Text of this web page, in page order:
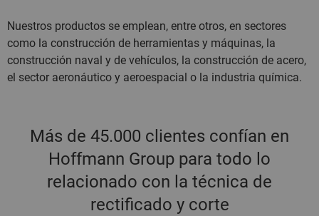
Nuestros productos se emplean, entre otros, en sectores
como la construcción de herramientas y máquinas, la
construcción naval y de vehículos, la construcción de acero,
el sector aeronáutico y aeroespacial o la industria química.
Más de 45.000 clientes confían en
Hoffmann Group para todo lo
relacionado con la técnica de
rectificado y corte